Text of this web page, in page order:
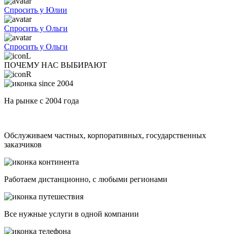
Спросить у Юлии
Спросить у Ольги
Спросить у Ольги
ПОЧЕМУ НАС ВЫБИРАЮТ
На рынке с 2004 года
Обслуживаем частных, корпоративных, государственных
заказчиков
Работаем дистанционно, с любыми регионами
Все нужные услуги в одной компании